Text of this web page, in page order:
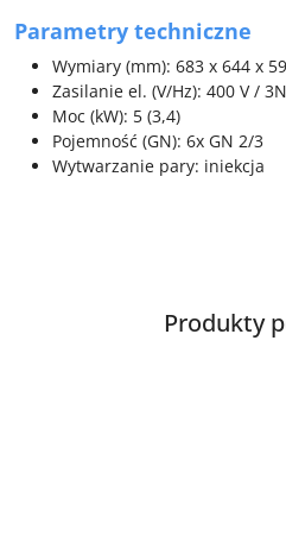
Parametry techniczne
Wymiary (mm): 683 x 644 x
Zasilanie el. (V/Hz): 400 V /
Moc (kW): 5 (3,4)
Pojemność (GN): 6x GN 2/3
Wytwarzanie pary: iniekcja
Pomiń karuzelęProdukty
Produkty